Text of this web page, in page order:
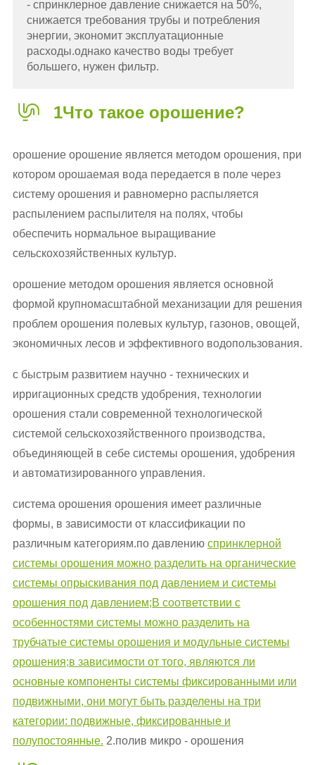
- спринклерное давление снижается на 50%,
снижается требования трубы и потребления
энергии, экономит эксплуатационные
расходы.однако качество воды требует
большего, нужен фильтр.
1Что такое орошение?
орошение орошение является методом орошения, при
котором орошаемая вода передается в поле через
систему орошения и равномерно распыляется
распылением распылителя на полях, чтобы
обеспечить нормальное выращивание
сельскохозяйственных культур.
орошение методом орошения является основной
формой крупномасштабной механизации для решения
проблем орошения полевых культур, газонов, овощей,
экономичных лесов и эффективного водопользования.
с быстрым развитием научно - технических и
ирригационных средств удобрения, технологии
орошения стали современной технологической
системой сельскохозяйственного производства,
объединяющей в себе системы орошения, удобрения
и автоматизированного управления.
система орошения орошения имеет различные
формы, в зависимости от классификации по
различным категориям.по давлению спринклерной
системы орошения можно разделить на органические
системы опрыскивания под давлением и системы
орошения под давлением;В соответствии с
особенностями системы можно разделить на
трубчатые системы орошения и модульные системы
орошения;в зависимости от того, являются ли
основные компоненты системы фиксированными или
подвижными, они могут быть разделены на три
категории: подвижные, фиксированные и
полупостоянные. 2.полив микро - орошения